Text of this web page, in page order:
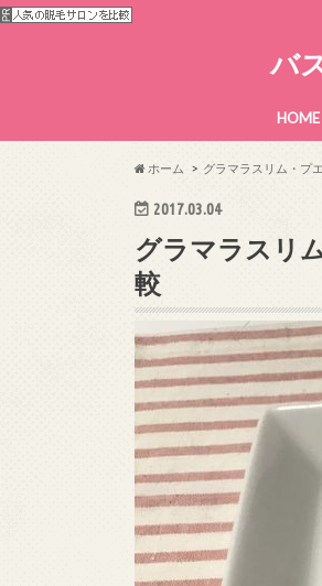
バ
HOME
ホーム グラマラスリム・プ
2017.03.04
グラマラスリ
較